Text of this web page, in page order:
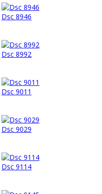
Dsc 8946
Dsc 8992
Dsc 9011
Dsc 9029
Dsc 9114